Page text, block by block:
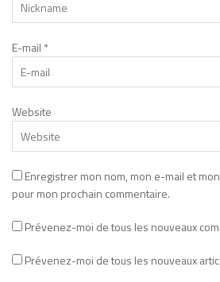
E-mail *
Website
Enregistrer mon nom, mon e-mail et
pour mon prochain commentaire.
Prévenez-moi de tous les nouveaux
Prévenez-moi de tous les nouveaux